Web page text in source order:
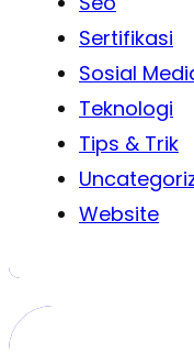
Sertifikasi
Sosial
Teknologi
Tips & Trik
Website